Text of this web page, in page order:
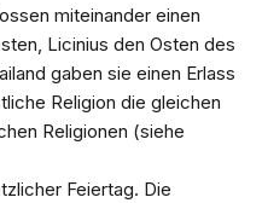
miteinander einen
Licinius den Osten des
gaben sie einen Erlass
Religion die gleichen
Religionen (siehe
Feiertag. Die